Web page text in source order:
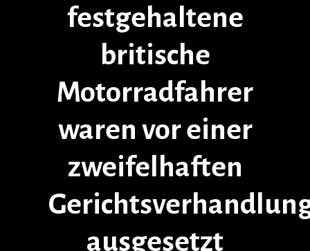
festgehaltene
britische
Motorradfahrer
waren vor einer
zweifelhaften
ausgesetzt